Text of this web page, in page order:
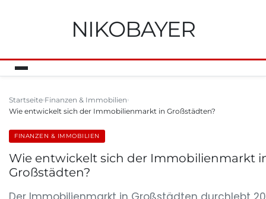
NIKOBAYER
Startseite Finanzen & Immobilien
Wie entwickelt sich der Immobilienmarkt in Großstädten?
FINANZEN & IMMOBILIEN
Wie entwickelt sich der Immobilienmarkt
Großstädten?